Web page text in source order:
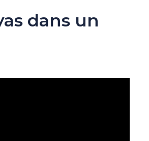
dans un